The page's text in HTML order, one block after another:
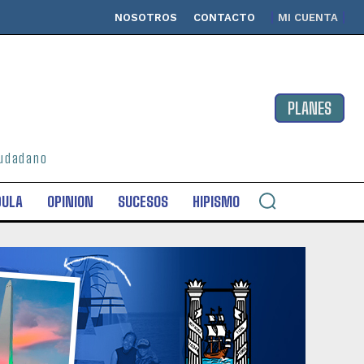
NOSOTROS CONTACTO MI CUENTA
PLANES
OPINION SUCESOS HIPISMO